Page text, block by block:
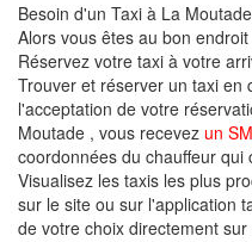
Besoin d'un Taxi à La
Alors vous êtes au bon endroit
Réservez votre taxi à votre
Trouver et réserver un taxi en
l'acceptation de votre
Moutade , vous recevez un
coordonnées du chauffeur
Visualisez les taxis les plus
sur le site ou sur l'application
de votre choix directement